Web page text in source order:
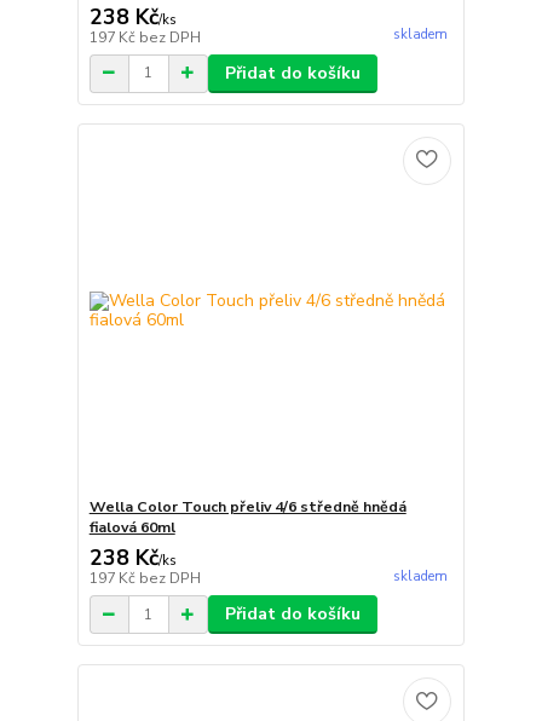
238 Kč/ks
197 Kč bez DPH skladem
Přidat do košíku
Wella Color Touch přeliv 4/6 středně hnědá
fialová 60ml
238 Kč/ks
197 Kč bez DPH skladem
Přidat do košíku